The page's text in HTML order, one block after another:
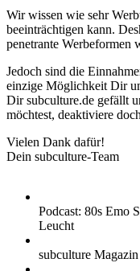
Wir wissen wie sehr
beeinträchtigen kann.
penetrante Werbeformen
Jedoch sind die
einzige Möglichkeit Dir
Dir subculture.de gefällt
möchtest, deaktiviere
Vielen Dank dafür!
Dein subculture-Team
Podcast: 80s Emo
Leucht
subculture